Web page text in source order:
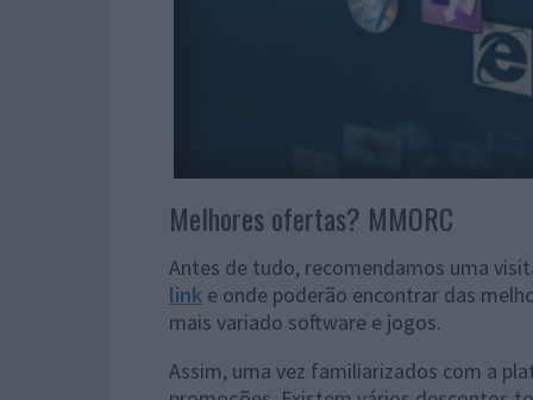
Melhores ofertas? MMORC
Antes de tudo, recomendamos uma
link e onde poderão encontrar das
mais variado software e jogos.
Assim, uma vez familiarizados com a